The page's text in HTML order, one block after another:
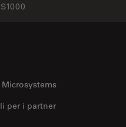
Microsystems
per i partner